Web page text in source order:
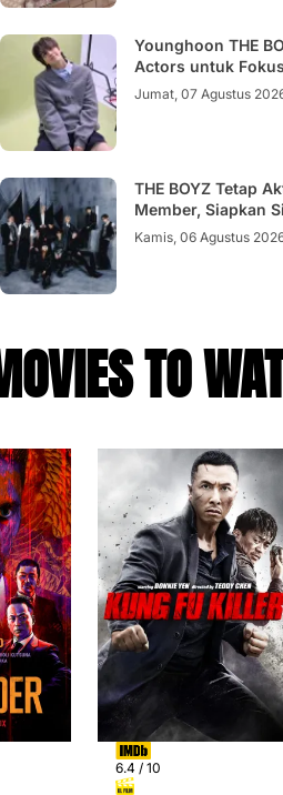
Younghoon THE
Actors untuk
Jumat, 07 Agustus
THE BOYZ Tetap
Member, Siapkan
Kamis, 06 Agustus
TO
6.4 / 10